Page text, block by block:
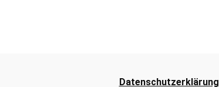
Datenschutzerklärung